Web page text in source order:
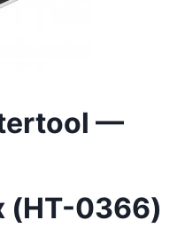
—
(HT-0366)